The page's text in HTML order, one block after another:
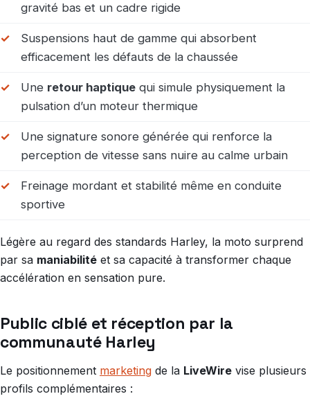
gravité bas et un cadre rigide
Suspensions haut de gamme qui absorbent
efficacement les défauts de la chaussée
Une retour haptique qui simule physiquement la
pulsation d’un moteur thermique
Une signature sonore générée qui renforce la
perception de vitesse sans nuire au calme urbain
Freinage mordant et stabilité même en conduite
sportive
Légère au regard des standards Harley, la moto surprend
par sa maniabilité et sa capacité à transformer chaque
accélération en sensation pure.
Public ciblé et réception par la
communauté Harley
Le positionnement marketing de la LiveWire vise plusieurs
profils complémentaires :